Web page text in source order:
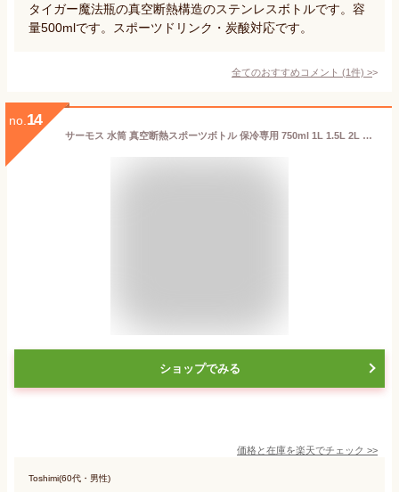
タイガー魔法瓶の真空断熱構造のステンレスボトルです。容
量500mlです。スポーツドリンク・炭酸対応です。
全てのおすすめコメント (1件) >
no. 14
サーモス 水筒 真空断熱スポーツボトル 保冷専用 750ml 1L 1.5L 2L FJU （ THERMOS 保冷 食洗機対応 直飲み スポーツドリンク対応 軽量 大容量 食洗器OK スポーツ飲料対応 ステンレスボトル マイボトル ダイレクトボトル キッズ ）
ショップでみる
価格と在庫を楽天でチェック >>
Toshimi(60代・男性)